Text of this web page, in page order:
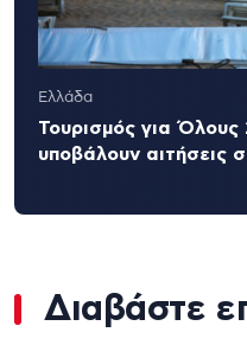
Ελλάδα
Τουρισμός για
υποβάλουν αιτήσεις
Διαβάστε